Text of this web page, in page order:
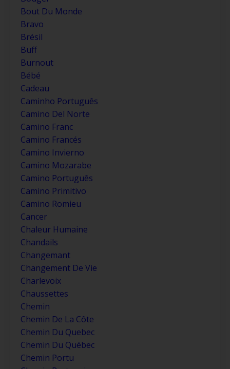
Bout Du Monde
Bravo
Brésil
Buff
Burnout
Bébé
Cadeau
Caminho Português
Camino Del Norte
Camino Franc
Camino Francés
Camino Invierno
Camino Mozarabe
Camino Português
Camino Primitivo
Camino Romieu
Cancer
Chaleur Humaine
Chandails
Changemant
Changement De Vie
Charlevoix
Chaussettes
Chemin
Chemin De La Côte
Chemin Du Quebec
Chemin Du Québec
Chemin Portu